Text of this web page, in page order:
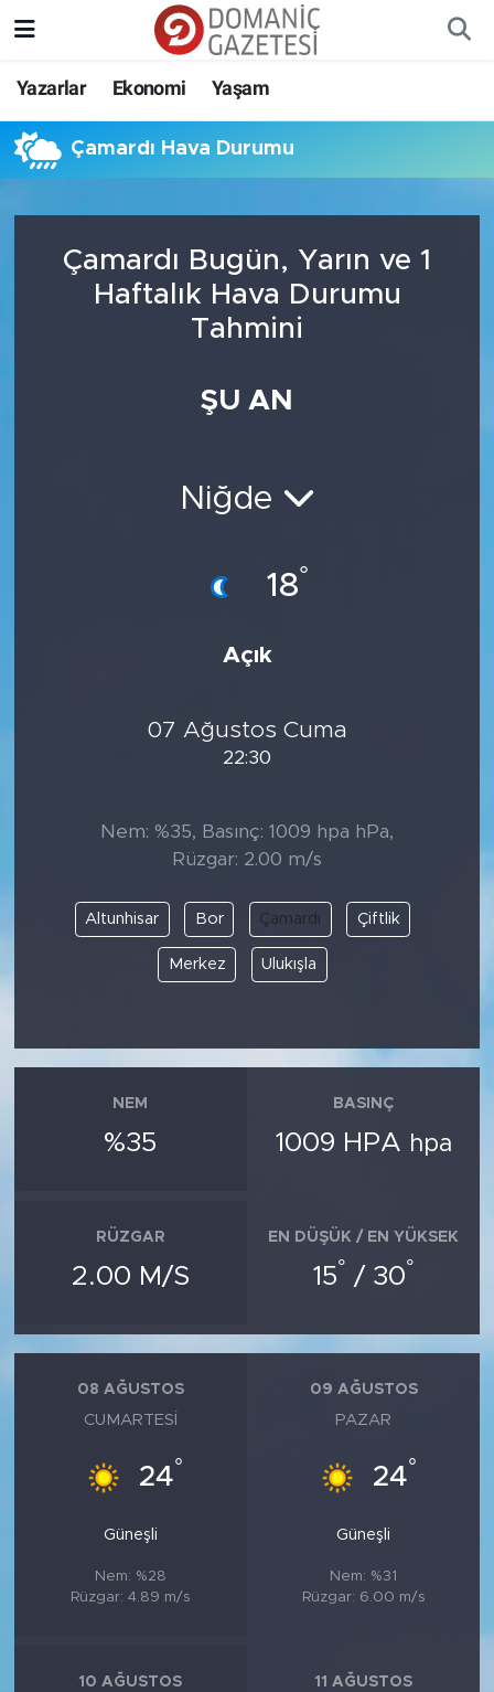
Yazarlar Ekonomi Yaşam
Çamardı Hava Durumu
Çamardı Bugün, Yarın ve 1
Haftalık Hava Durumu
Tahmini
ŞU AN
Niğde
18°
Açık
07 Ağustos Cuma
22:30
Nem: %35, Basınç: 1009 hpa hPa,
Rüzgar: 2.00 m/s
Altunhisar Bor Çamardı Çiftlik
Merkez Ulukışla
NEM
%35
BASINÇ
1009 HPA hpa
RÜZGAR
2.00 M/S
EN DÜŞÜK / EN YÜKSEK
15° / 30°
08 AĞUSTOS
CUMARTESI
24°
Güneşli
Nem: %28
Rüzgar: 4.89 m/s
09 AĞUSTOS
PAZAR
24°
Güneşli
Nem: %31
Rüzgar: 6.00 m/s
10 AĞUSTOS 11 AĞUSTOS